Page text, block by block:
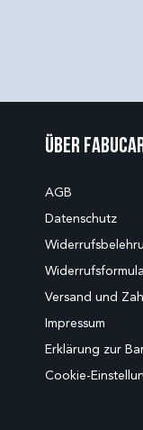
Über
AGB
Datenschutz
Versand und
Impressum
Erklärung zur
Cookie-